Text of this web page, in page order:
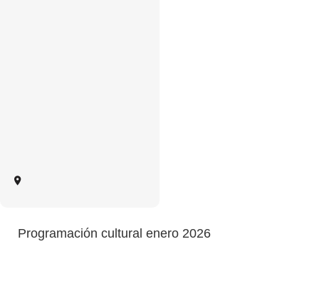
Programación cultural enero 2026